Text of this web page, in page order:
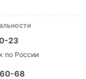
23
по России
68